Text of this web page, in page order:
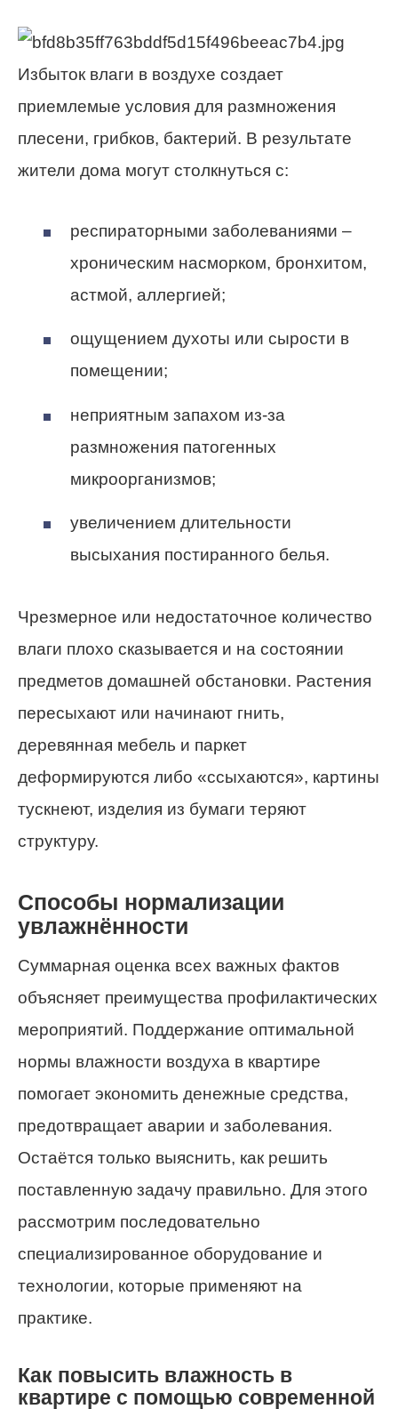
Избыток влаги в воздухе создает
приемлемые условия для размножения
плесени, грибков, бактерий. В результате
жители дома могут столкнуться с:
респираторными заболеваниями –
хроническим насморком, бронхитом,
астмой, аллергией;
ощущением духоты или сырости в
помещении;
неприятным запахом из-за
размножения патогенных
микроорганизмов;
увеличением длительности
высыхания постиранного белья.
Чрезмерное или недостаточное количество
влаги плохо сказывается и на состоянии
предметов домашней обстановки. Растения
пересыхают или начинают гнить,
деревянная мебель и паркет
деформируются либо «ссыхаются», картины
тускнеют, изделия из бумаги теряют
структуру.
Способы нормализации
увлажнённости
Суммарная оценка всех важных фактов
объясняет преимущества профилактических
мероприятий. Поддержание оптимальной
нормы влажности воздуха в квартире
помогает экономить денежные средства,
предотвращает аварии и заболевания.
Остаётся только выяснить, как решить
поставленную задачу правильно. Для этого
рассмотрим последовательно
специализированное оборудование и
технологии, которые применяют на
практике.
Как повысить влажность в
квартире с помощью современной